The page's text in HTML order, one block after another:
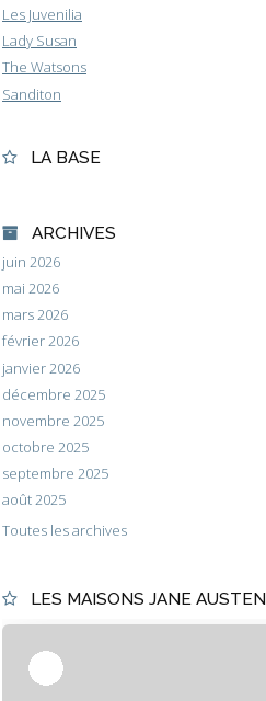
Les Juvenilia
Lady Susan
The Watsons
Sanditon
LA BASE
ARCHIVES
juin 2026
mai 2026
mars 2026
février 2026
janvier 2026
décembre 2025
novembre 2025
octobre 2025
septembre 2025
août 2025
Toutes les archives
LES MAISONS JANE AUSTEN